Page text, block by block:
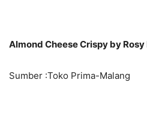
Almond Cheese Crispy by
Sumber :Toko Prima-Malang